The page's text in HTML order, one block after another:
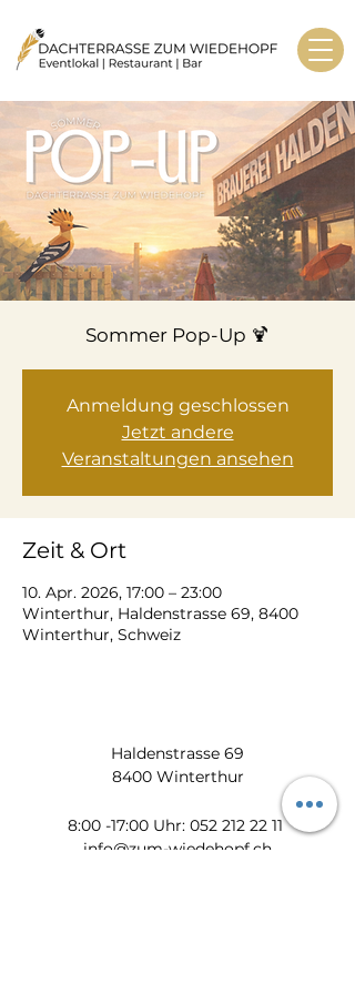
Sommer Pop-Up 🍹
Anmeldung geschlossen
Jetzt andere
Veranstaltungen ansehen
Zeit & Ort
10. Apr. 2026, 17:00 – 23:00
Winterthur, Haldenstrasse 69, 8400
Winterthur, Schweiz
Haldenstrasse 69
8400 Winterthur
​​8:00 -17:00 Uhr: 052 212 22 11
info@zum-wiedehopf.ch